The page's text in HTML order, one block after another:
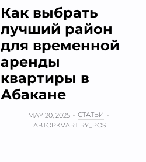
Как выбрать
лучший район
для временной
аренды
квартиры в
Абакане
MAY 20, 2025
СТАТЬИ
АВТОРKVARTIRY_POS